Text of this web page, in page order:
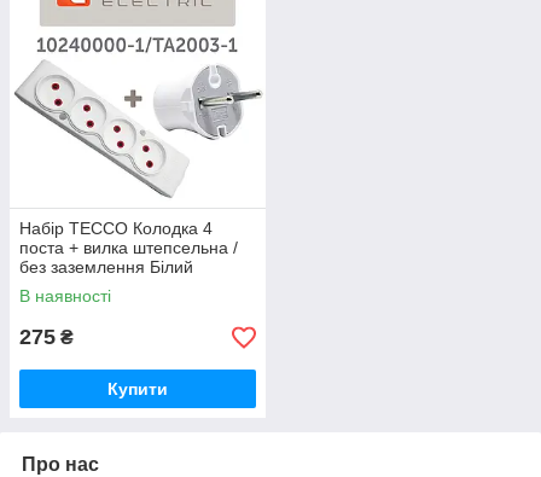
Набір ТЕССО Колодка 4
поста + вилка штепсельна /
без заземлення Білий
В наявності
275 ₴
Купити
Про нас